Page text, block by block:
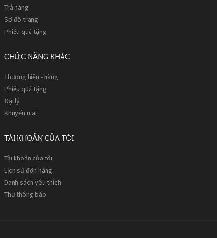
Trả hàng
Sơ đồ trang
Phiếu quà tặng
CHỨC NĂNG KHÁC
Thương hiệu - hãng
Phiếu quà tặng
Đại lý
Khuyến mãi
TÀI KHOẢN CỦA TÔI
Tài khoản của tôi
Lịch sử đơn hàng
Danh sách yêu thích
Thư thông báo